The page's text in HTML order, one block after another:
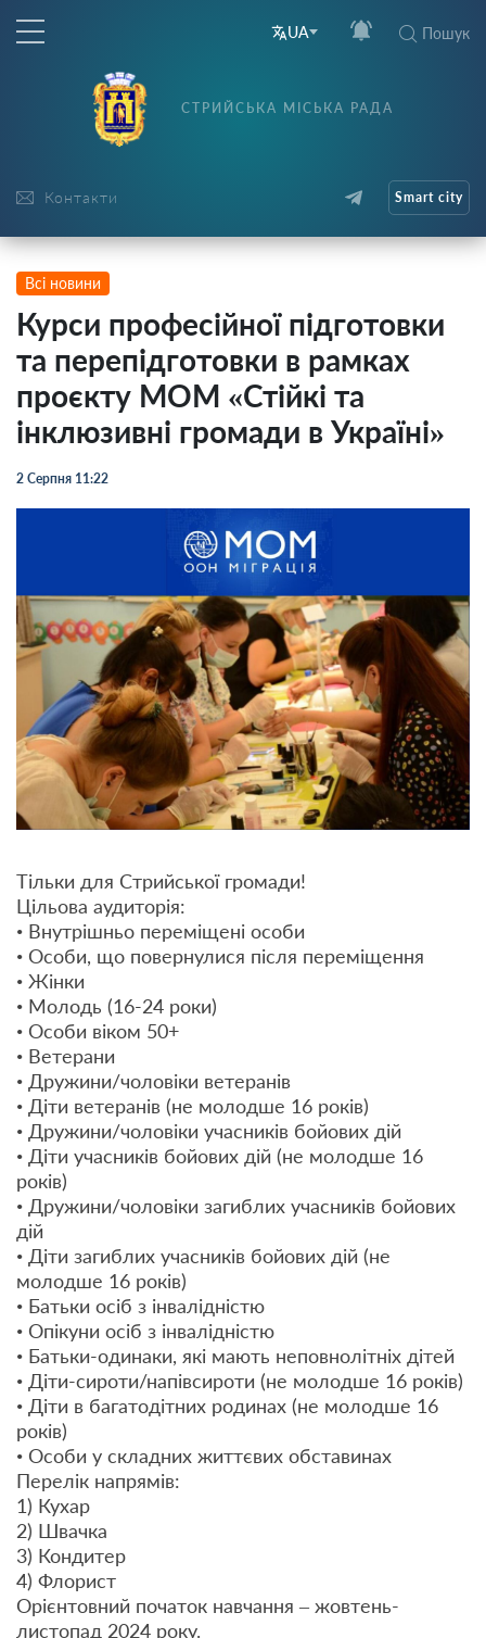
UA Пошук
Контакти
СТРИЙСЬКА МІСЬКА РАДА
Smart city
Всі новини
Курси професійної підготовки
та перепідготовки в рамках
проєкту МОМ «Стійкі та
інклюзивні громади в Україні»
2 Серпня 11:22
Тільки для Стрийської громади!
Цільова аудиторія:
• Внутрішньо переміщені особи
• Особи, що повернулися після переміщення
• Жінки
• Молодь (16-24 роки)
• Особи віком 50+
• Ветерани
• Дружини/чоловіки ветеранів
• Діти ветеранів (не молодше 16 років)
• Дружини/чоловіки учасників бойових дій
• Діти учасників бойових дій (не молодше 16
років)
• Дружини/чоловіки загиблих учасників бойових
дій
• Діти загиблих учасників бойових дій (не
молодше 16 років)
• Батьки осіб з інвалідністю
• Опікуни осіб з інвалідністю
• Батьки-одинаки, які мають неповнолітніх дітей
• Діти-сироти/напівсироти (не молодше 16 років)
• Діти в багатодітних родинах (не молодше 16
років)
• Особи у складних життєвих обставинах
Перелік напрямів:
1) Кухар
2) Швачка
3) Кондитер
4) Флорист
Орієнтовний початок навчання – жовтень-
листопад 2024 року.